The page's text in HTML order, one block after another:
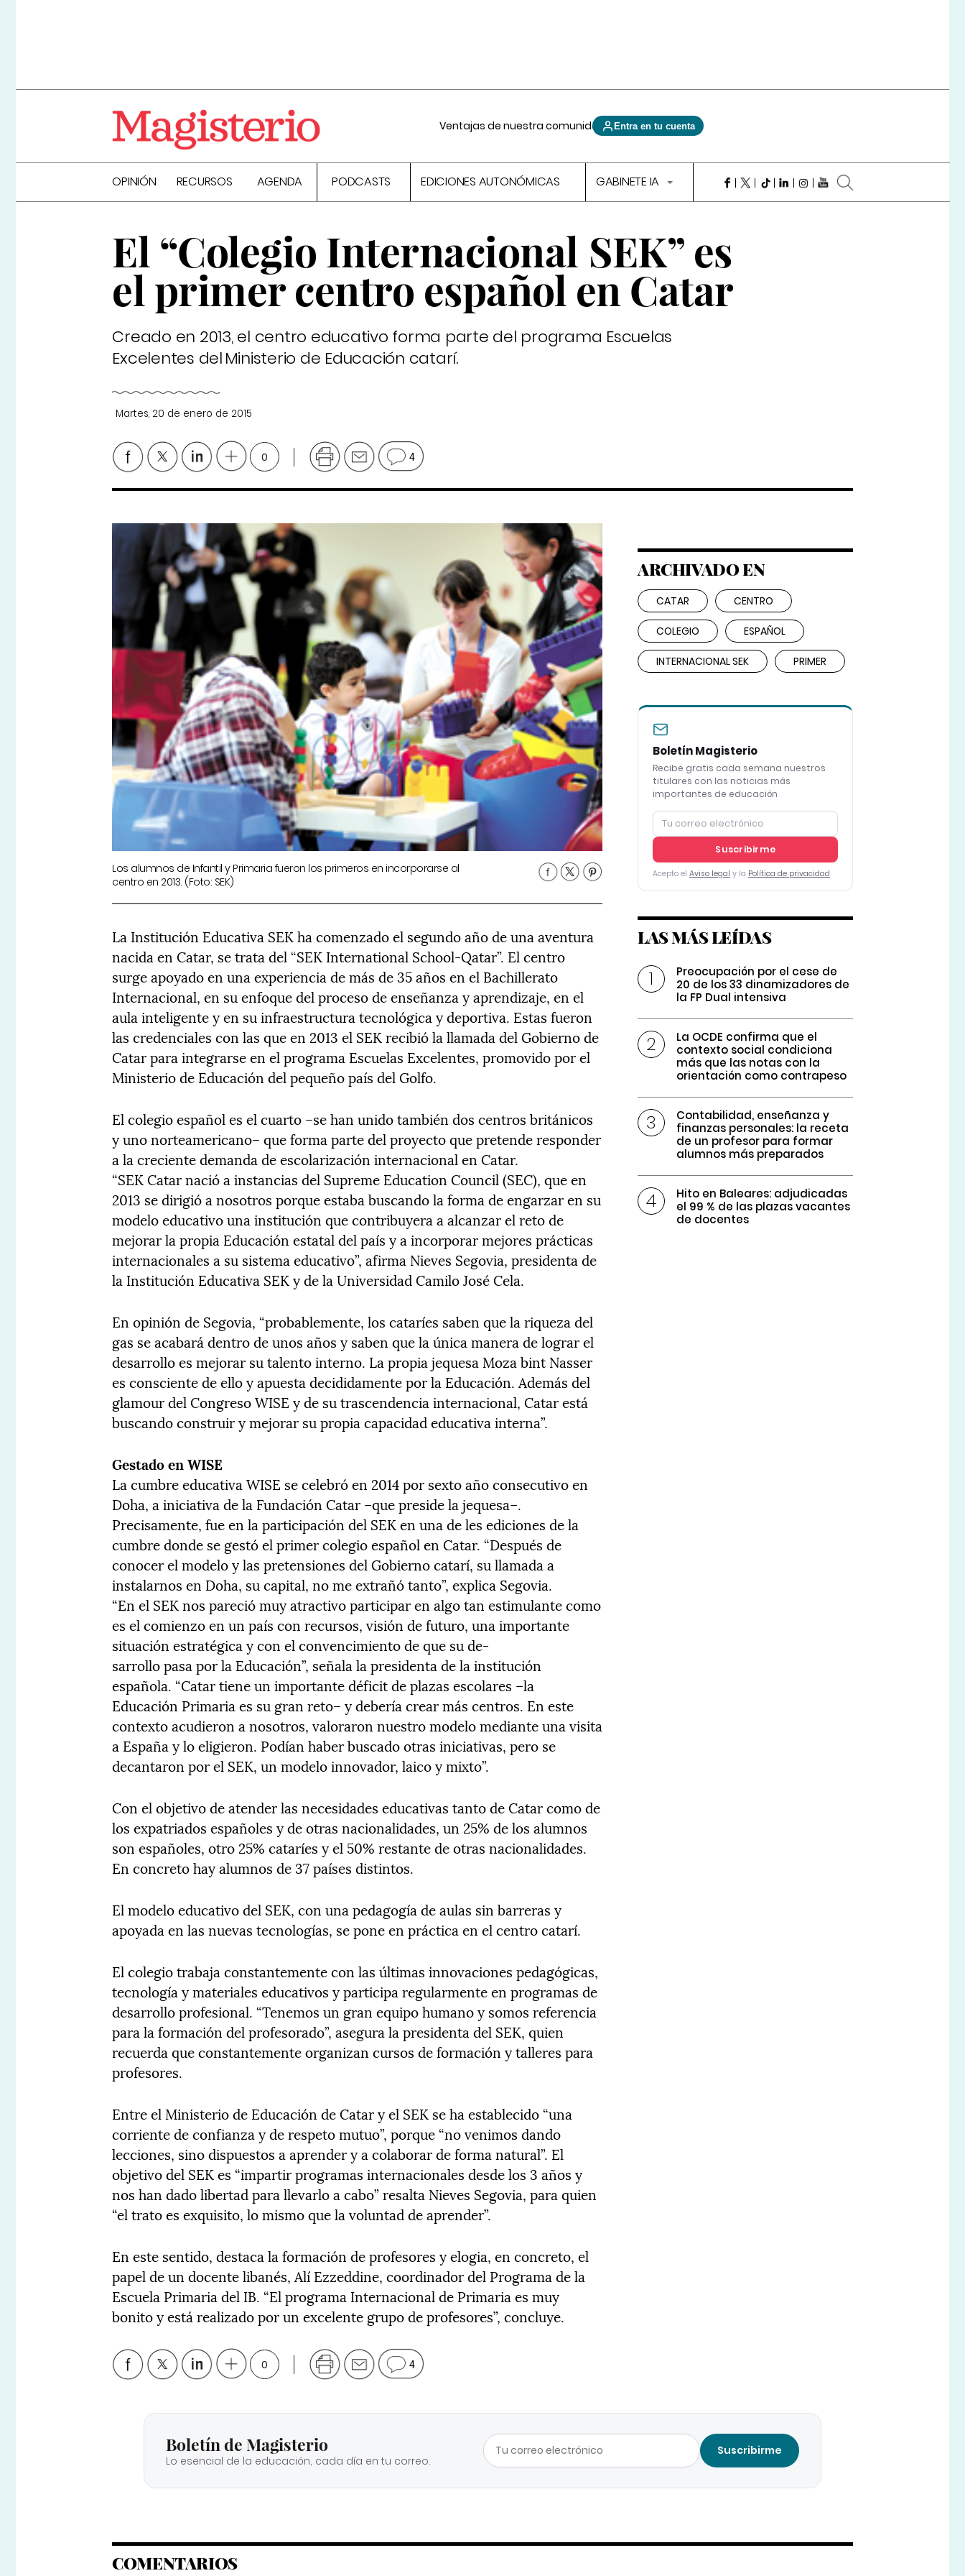
Ventajas de nuestra comunidad Entra en tu cuenta
OPINIÓN RECURSOS AGENDA PODCASTS EDICIONES AUTONÓMICAS GABINETE IA
El “Colegio Internacional SEK” es
el primer centro español en Catar
Creado en 2013, el centro educativo forma parte del programa Escuelas
Excelentes del Ministerio de Educación catarí.
Martes, 20 de enero de 2015
0 4
Los alumnos de Infantil y Primaria fueron los primeros en incorporarse al
centro en 2013. (Foto: SEK)
La Institución Educativa SEK ha comenzado el segundo año de una aventura
nacida en Catar, se trata del “SEK International School-Qatar”. El centro
surge apoyado en una experiencia de más de 35 años en el Bachillerato
Internacional, en su enfoque del proceso de enseñanza y aprendizaje, en el
aula inteligente y en su infraestructura tecnológica y deportiva. Estas fueron
las credenciales con las que en 2013 el SEK recibió la llamada del Gobierno de
Catar para integrarse en el programa Escuelas Excelentes, promovido por el
Ministerio de Educación del pequeño país del Golfo.
El colegio español es el cuarto –se han unido también dos centros británicos
y uno norteamericano– que forma parte del proyecto que pretende responder
a la creciente demanda de escolarización internacional en Catar.
“SEK Catar nació a instancias del Supreme Education Council (SEC), que en
2013 se dirigió a nosotros porque estaba buscando la forma de engarzar en su
modelo educativo una institución que contribuyera a alcanzar el reto de
mejorar la propia Educación estatal del país y a incorporar mejores prácticas
internacionales a su sistema educativo”, afirma Nieves Segovia, presidenta de
la Institución Educativa SEK y de la Universidad Camilo José Cela.
En opinión de Segovia, “probablemente, los cataríes saben que la riqueza del
gas se acabará dentro de unos años y saben que la única manera de lograr el
desarrollo es mejorar su talento interno. La propia jequesa Moza bint Nasser
es consciente de ello y apuesta decididamente por la Educación. Además del
glamour del Congreso WISE y de su trascendencia internacional, Catar está
buscando construir y mejorar su propia capacidad educativa interna”.
Gestado en WISE
La cumbre educativa WISE se celebró en 2014 por sexto año consecutivo en
Doha, a iniciativa de la Fundación Catar –que preside la jequesa–.
Precisamente, fue en la participación del SEK en una de les ediciones de la
cumbre donde se gestó el primer colegio español en Catar. “Después de
conocer el modelo y las pretensiones del Gobierno catarí, su llamada a
instalarnos en Doha, su capital, no me extrañó tanto”, explica Segovia.
“En el SEK nos pareció muy atractivo participar en algo tan estimulante como
es el comienzo en un país con recursos, visión de futuro, una importante
situación estratégica y con el convencimiento de que su de-
sarrollo pasa por la Educación”, señala la presidenta de la institución
española. “Catar tiene un importante déficit de plazas escolares –la
Educación Primaria es su gran reto– y debería crear más centros. En este
contexto acudieron a nosotros, valoraron nuestro modelo mediante una visita
a España y lo eligieron. Podían haber buscado otras iniciativas, pero se
decantaron por el SEK, un modelo innovador, laico y mixto”.
Con el objetivo de atender las necesidades educativas tanto de Catar como de
los expatriados españoles y de otras nacionalidades, un 25% de los alumnos
son españoles, otro 25% cataríes y el 50% restante de otras nacionalidades.
En concreto hay alumnos de 37 países distintos.
El modelo educativo del SEK, con una pedagogía de aulas sin barreras y
apoyada en las nuevas tecnologías, se pone en práctica en el centro catarí.
El colegio trabaja constantemente con las últimas innovaciones pedagógicas,
tecnología y materiales educativos y participa regularmente en programas de
desarrollo profesional. “Tenemos un gran equipo humano y somos referencia
para la formación del profesorado”, asegura la presidenta del SEK, quien
recuerda que constantemente organizan cursos de formación y talleres para
profesores.
Entre el Ministerio de Educación de Catar y el SEK se ha establecido “una
corriente de confianza y de respeto mutuo”, porque “no venimos dando
lecciones, sino dispuestos a aprender y a colaborar de forma natural”. El
objetivo del SEK es “impartir programas internacionales desde los 3 años y
nos han dado libertad para llevarlo a cabo” resalta Nieves Segovia, para quien
“el trato es exquisito, lo mismo que la voluntad de aprender”.
En este sentido, destaca la formación de profesores y elogia, en concreto, el
papel de un docente libanés, Alí Ezzeddine, coordinador del Programa de la
Escuela Primaria del IB. “El programa Internacional de Primaria es muy
bonito y está realizado por un excelente grupo de profesores”, concluye.
0 4
ARCHIVADO EN
CATAR CENTRO
COLEGIO ESPAÑOL
INTERNACIONAL SEK PRIMER
Boletín Magisterio
Recibe gratis cada semana nuestros
titulares con las noticias más
importantes de educación
Suscribirme
Acepto el Aviso legal y la Política de privacidad
LAS MÁS LEÍDAS
Preocupación por el cese de
20 de los 33 dinamizadores de
la FP Dual intensiva
La OCDE confirma que el
contexto social condiciona
más que las notas con la
orientación como contrapeso
Contabilidad, enseñanza y
finanzas personales: la receta
de un profesor para formar
alumnos más preparados
Hito en Baleares: adjudicadas
el 99 % de las plazas vacantes
de docentes
Boletín de Magisterio
Lo esencial de la educación, cada día en tu correo.
Suscribirme
COMENTARIOS